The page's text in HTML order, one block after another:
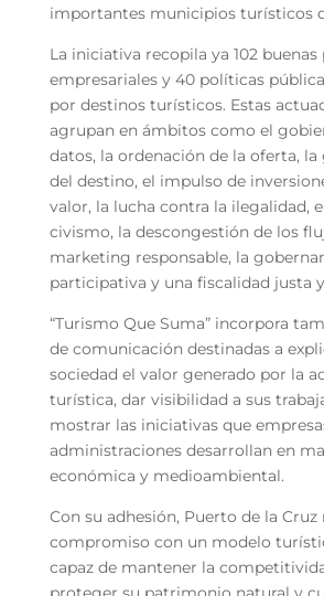
importantes municipios turísticos
La iniciativa recopila ya 102 buenas
empresariales y 40 políticas
por destinos turísticos. Estas
agrupan en ámbitos como el
datos, la ordenación de la oferta,
del destino, el impulso de
valor, la lucha contra la ilegalidad,
civismo, la descongestión de los
marketing responsable, la
participativa y una fiscalidad justa
“Turismo Que Suma” incorpora
de comunicación destinadas a
sociedad el valor generado por la
turística, dar visibilidad a sus
mostrar las iniciativas que
administraciones desarrollan en
económica y medioambiental.
Con su adhesión, Puerto de la Cruz
compromiso con un modelo
capaz de mantener la